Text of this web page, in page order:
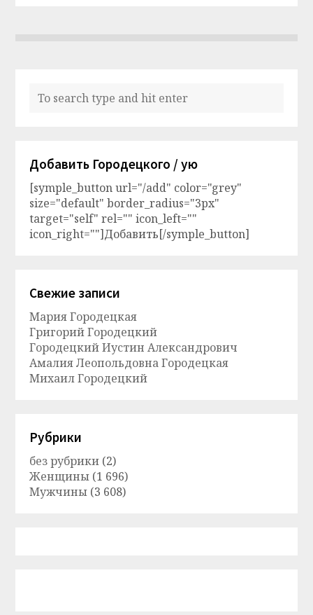
Добавить Городецкого / ую
[symple_button url="/add" color="grey"
size="default" border_radius="3px"
target="self" rel="" icon_left=""
icon_right=""]Добавить[/symple_button]
Свежие записи
Мария Городецкая
Григорий Городецкий
Городецкий Иустин Александрович
Амалия Леопольдовна Городецкая
Михаил Городецкий
Рубрики
без рубрики (2)
Женщины (1 696)
Мужчины (3 608)